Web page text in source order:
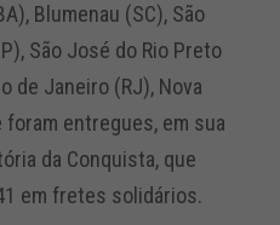
Blumenau (SC), São
São José do Rio Preto
de Janeiro (RJ), Nova
foram entregues, em sua
da Conquista, que
em fretes solidários.